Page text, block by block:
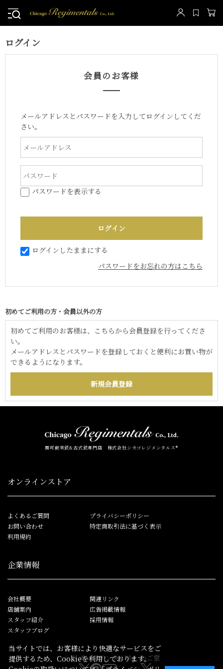
ログイン
会員のお客様
メールアドレスとパスワードを入力してログインしてくだ
さい。
パスワードを表示する
ログインしたままにする
パスワードをお忘れの方はこちら
初めてご利用の方・会員以外の方
初めてご利用のお客様は、こちらから会員登録を行ってくださ
い。
メールアドレスとパスワードを登録しておくと便利にお買い物が
できるようになります。
無可動実銃&古式銃専門店 株式会社シカゴレジメンタルス®
オンラインストア
よくあるご質問
お問い合わせ
利用規約
プライバシーポリシー
特定商取引法に基づく表示
企業情報
会社概要
店舗案内
スタッフ紹介
スタッフブログ
関連リンク
広告掲載情報
採用情報
シカゴレジメンタルスしかご堂
当サイトでは、お客様により快適なサービスをご
提供するため、Cookieを利用しております。